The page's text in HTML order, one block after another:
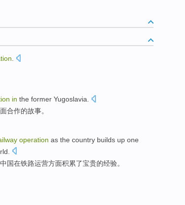
in the former Yugoslavia
合作的故事。
operation as the country builds up one
中国在铁路运营方面积累了宝贵的经验。